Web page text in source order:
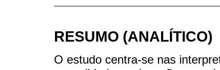
RESUMO (ANALÍTICO)
O estudo centra-se nas